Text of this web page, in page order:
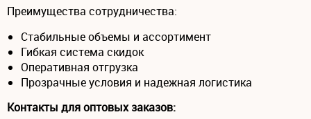
Преимущества сотрудничества:
Стабильные объемы и ассортимент
Гибкая система скидок
Оперативная отгрузка
Прозрачные условия и надежная логистика
Контакты для оптовых заказов: